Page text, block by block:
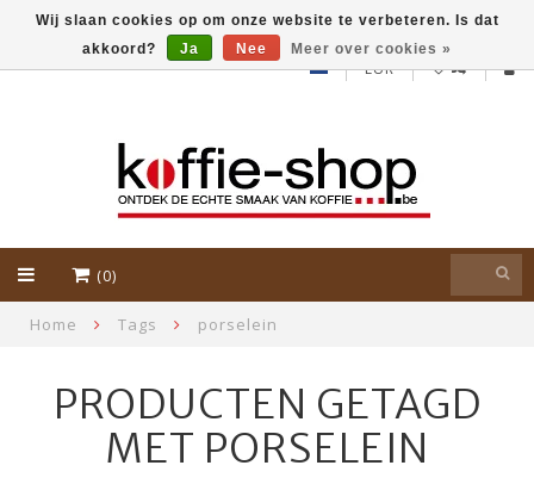
EUR
(0)
Home Tags porselein
PRODUCTEN GETAGD
MET PORSELEIN
Wij slaan cookies op om onze website te verbeteren. Is dat
akkoord?
Ja Nee Meer over cookies »